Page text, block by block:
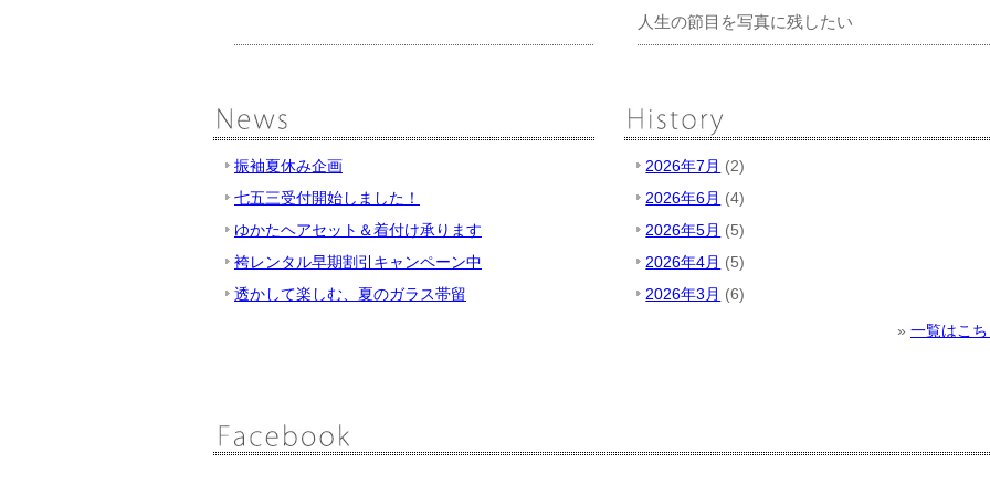
人生の節目を写真に残したい
振袖夏休み企画
七五三受付開始しました！
ゆかたヘアセット＆着付け承ります
袴レンタル早期割引キャンペーン中
透かして楽しむ、夏のガラス帯留
2026年7月 (2)
2026年6月 (4)
2026年5月 (5)
2026年4月 (5)
2026年3月 (6)
» 一覧はこ